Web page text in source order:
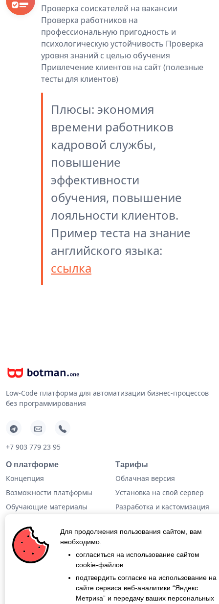
Проверка соискателей на вакансии
Проверка работников на
профессиональную пригодность и
психологическую устойчивость Проверка
уровня знаний с целью обучения
Привлечение клиентов на сайт (полезные
тесты для клиентов)
Плюсы: экономия
времени работников
кадровой службы,
повышение
эффективности
обучения, повышение
лояльности клиентов.
Пример теста на знание
английского языка:
ссылка
Low-Code платформа для автоматизации бизнес-процессов
без программирования
+7 903 779 23 95
О платформе
Концепция
Возможности платформы
Обучающие материалы
Дополнительная
информация
Тарифы
Облачная версия
Установка на свой сервер
Разработка и кастомизация
Для продолжения пользования сайтом, вам
необходимо:
согласиться на использование сайтом
cookie-файлов
подтвердить согласие на использование на
сайте сервиса веб-аналитики “Яндекс
Метрика” и передачу ваших персональных